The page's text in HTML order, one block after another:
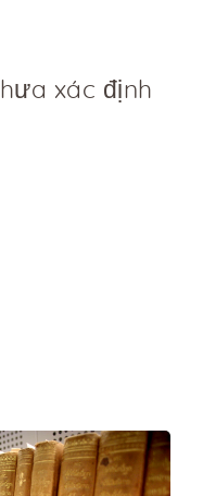
xác định